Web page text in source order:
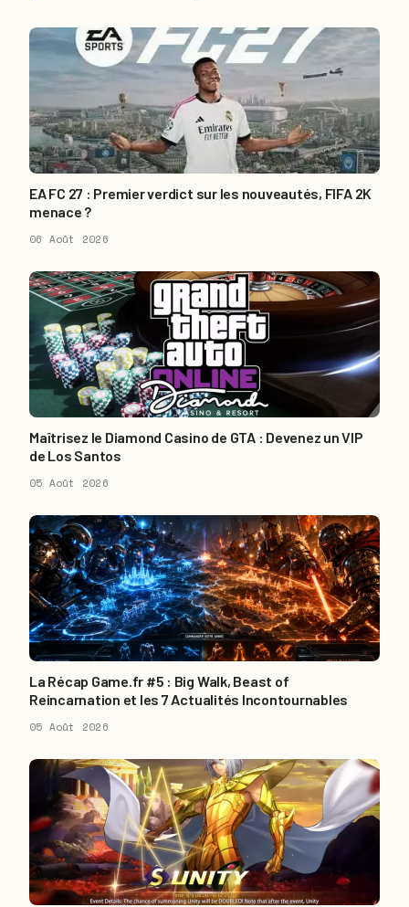
EA FC 27 : Premier verdict sur les nouveautés, FIFA 2K
menace ?
06 Août 2026
Maîtrisez le Diamond Casino de GTA : Devenez un VIP
de Los Santos
05 Août 2026
La Récap Game.fr #5 : Big Walk, Beast of
Reincarnation et les 7 Actualités Incontournables
05 Août 2026